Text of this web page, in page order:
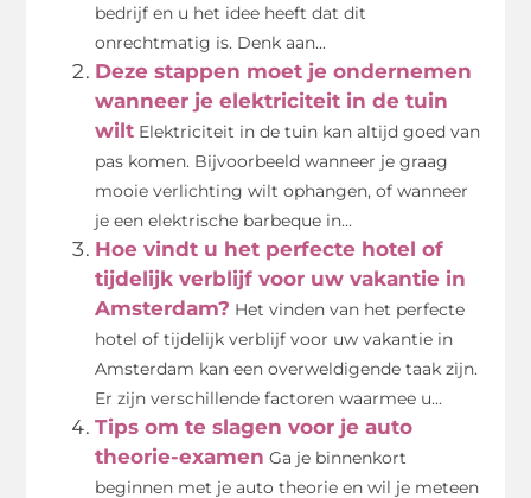
bedrijf en u het idee heeft dat dit
onrechtmatig is. Denk aan...
Deze stappen moet je ondernemen
wanneer je elektriciteit in de tuin
wilt Elektriciteit in de tuin kan altijd goed van
pas komen. Bijvoorbeeld wanneer je graag
mooie verlichting wilt ophangen, of wanneer
je een elektrische barbeque in...
Hoe vindt u het perfecte hotel of
tijdelijk verblijf voor uw vakantie in
Amsterdam? Het vinden van het perfecte
hotel of tijdelijk verblijf voor uw vakantie in
Amsterdam kan een overweldigende taak zijn.
Er zijn verschillende factoren waarmee u...
Tips om te slagen voor je auto
theorie-examen Ga je binnenkort
beginnen met je auto theorie en wil je meteen